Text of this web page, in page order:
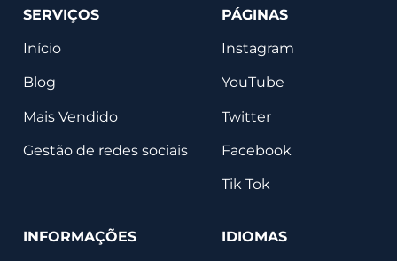
SERVIÇOS
Início
Blog
Mais Vendido
Gestão de redes sociais
PÁGINAS
Instagram
YouTube
Twitter
Facebook
Tik Tok
INFORMAÇÕES IDIOMAS